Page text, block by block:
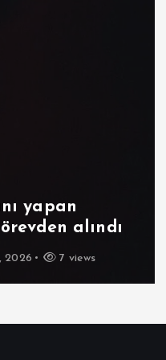
yapan
alındı
2026 7 views